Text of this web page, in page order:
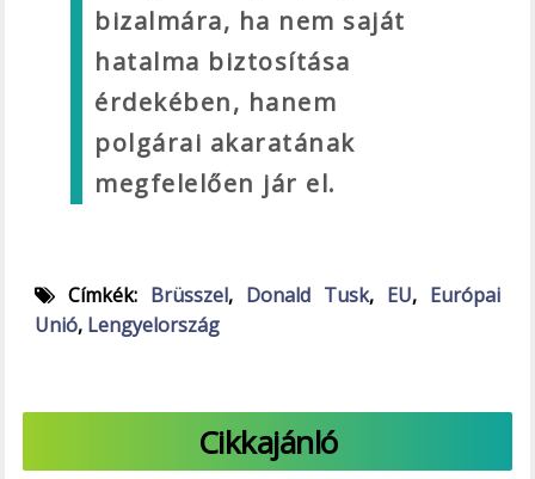
bizalmára, ha nem saját
hatalma biztosítása
érdekében, hanem
polgárai akaratának
megfelelően jár el.
Címkék: Brüsszel, Donald Tusk, EU, Európai
Unió, Lengyelország
Cikkajánló